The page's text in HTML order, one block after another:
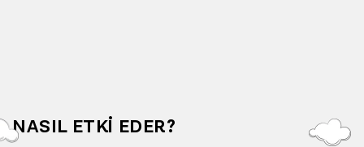
NASIL ETKİ EDER?